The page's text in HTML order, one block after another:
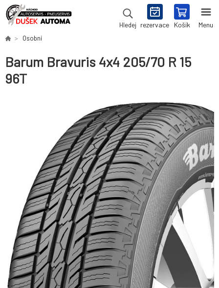
Hledej rezervace Košík Menu
Osobní
Barum Bravuris 4x4 205/70 R 15
96T